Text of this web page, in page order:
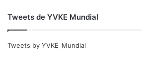
Tweets de YVKE Mundial
Tweets by YVKE_Mundial